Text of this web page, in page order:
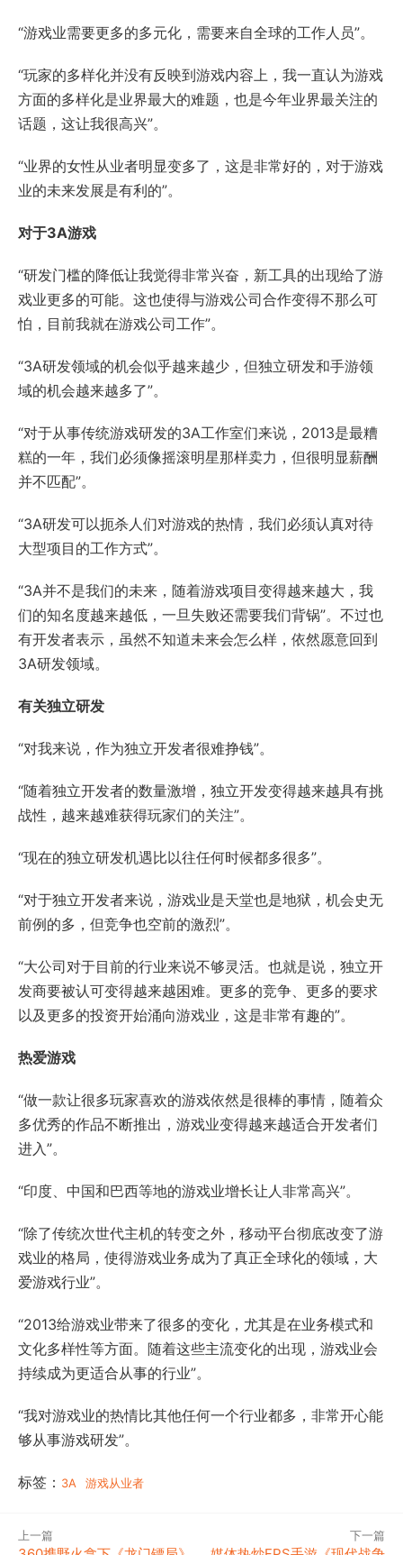
“游戏业需要更多的多元化，需要来自全球的工作人员”。
“玩家的多样化并没有反映到游戏内容上，我一直认为游戏
方面的多样化是业界最大的难题，也是今年业界最关注的
话题，这让我很高兴”。
“业界的女性从业者明显变多了，这是非常好的，对于游戏
业的未来发展是有利的”。
对于3A游戏
“研发门槛的降低让我觉得非常兴奋，新工具的出现给了游
戏业更多的可能。这也使得与游戏公司合作变得不那么可
怕，目前我就在游戏公司工作”。
“3A研发领域的机会似乎越来越少，但独立研发和手游领
域的机会越来越多了”。
“对于从事传统游戏研发的3A工作室们来说，2013是最糟
糕的一年，我们必须像摇滚明星那样卖力，但很明显薪酬
并不匹配”。
“3A研发可以扼杀人们对游戏的热情，我们必须认真对待
大型项目的工作方式”。
“3A并不是我们的未来，随着游戏项目变得越来越大，我
们的知名度越来越低，一旦失败还需要我们背锅”。不过也
有开发者表示，虽然不知道未来会怎么样，依然愿意回到
3A研发领域。
有关独立研发
“对我来说，作为独立开发者很难挣钱”。
“随着独立开发者的数量激增，独立开发变得越来越具有挑
战性，越来越难获得玩家们的关注”。
“现在的独立研发机遇比以往任何时候都多很多”。
“对于独立开发者来说，游戏业是天堂也是地狱，机会史无
前例的多，但竞争也空前的激烈”。
“大公司对于目前的行业来说不够灵活。也就是说，独立开
发商要被认可变得越来越困难。更多的竞争、更多的要求
以及更多的投资开始涌向游戏业，这是非常有趣的”。
热爱游戏
“做一款让很多玩家喜欢的游戏依然是很棒的事情，随着众
多优秀的作品不断推出，游戏业变得越来越适合开发者们
进入”。
“印度、中国和巴西等地的游戏业增长让人非常高兴”。
“除了传统次世代主机的转变之外，移动平台彻底改变了游
戏业的格局，使得游戏业务成为了真正全球化的领域，大
爱游戏行业”。
“2013给游戏业带来了很多的变化，尤其是在业务模式和
文化多样性等方面。随着这些主流变化的出现，游戏业会
持续成为更适合从事的行业”。
“我对游戏业的热情比其他任何一个行业都多，非常开心能
够从事游戏研发”。
标签： 3A 游戏从业者
上一篇 下一篇